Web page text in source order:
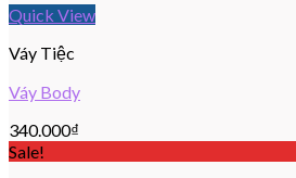
Quick View
Váy Tiệc
Váy Body
340.000₫
Sale!